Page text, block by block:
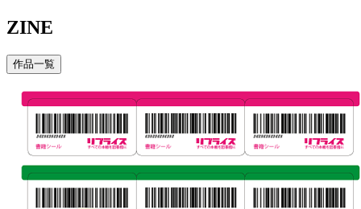
ZINE
作品一覧